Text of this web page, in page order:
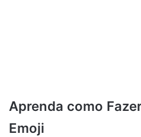
Aprenda como
Emoji